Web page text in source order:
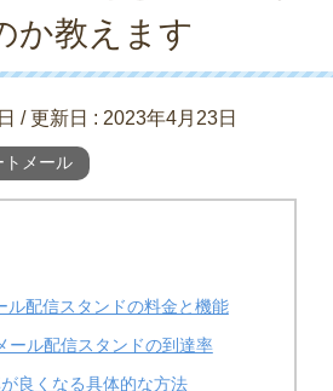
か教えます
/ 更新日 : 2023年4月23日
トメール
ル配信スタンドの料金と機能
ール配信スタンドの到達率
良くなる具体的な方法